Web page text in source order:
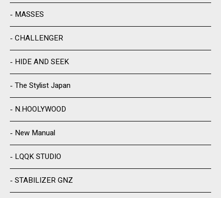
MASSES
CHALLENGER
HIDE AND SEEK
The Stylist Japan
N.HOOLYWOOD
New Manual
LQQK STUDIO
STABILIZER GNZ